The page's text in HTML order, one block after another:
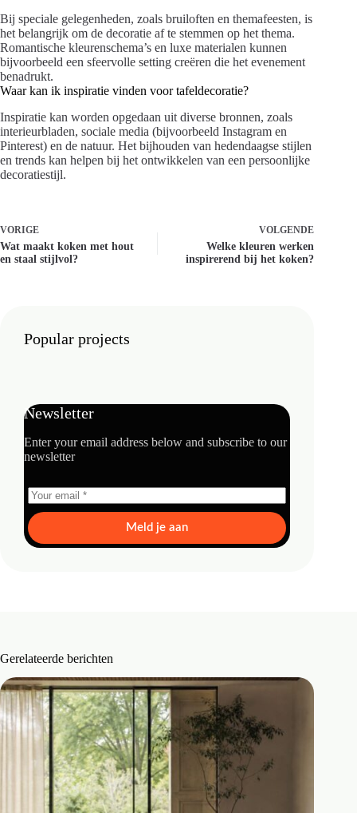
Bij speciale gelegenheden, zoals bruiloften en themafeesten, is
het belangrijk om de decoratie af te stemmen op het thema.
Romantische kleurenschema’s en luxe materialen kunnen
bijvoorbeeld een sfeervolle setting creëren die het evenement
benadrukt.
Waar kan ik inspiratie vinden voor tafeldecoratie?
Inspiratie kan worden opgedaan uit diverse bronnen, zoals
interieurbladen, sociale media (bijvoorbeeld Instagram en
Pinterest) en de natuur. Het bijhouden van hedendaagse stijlen
en trends kan helpen bij het ontwikkelen van een persoonlijke
decoratiestijl.
VORIGE
Wat maakt koken met hout
en staal stijlvol?
VOLGENDE
Welke kleuren werken
inspirerend bij het koken?
Popular projects
Newsletter
Enter your email address below and subscribe to our
newsletter
Meld je aan
Gerelateerde berichten